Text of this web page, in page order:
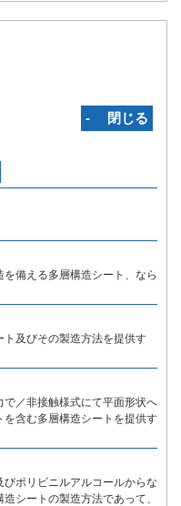
‐ 閉じる
備える多層構造シート、なら
及びその製造方法を提供す
／非接触様式にて平面形状へ
含む多層構造シートを提供す
ポリビニルアルコールからな
シートの製造方法であって、